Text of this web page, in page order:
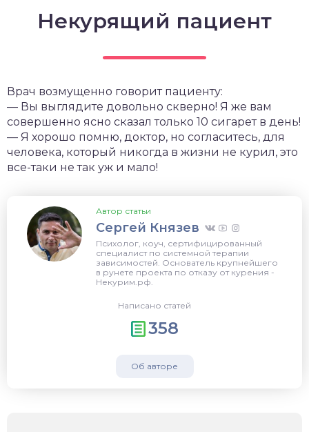
Некурящий пациент
Врач возмущенно говорит пациенту:
— Вы выглядите довольно скверно! Я же вам
совершенно ясно сказал только 10 сигарет в день!
— Я хорошо помню, доктор, но согласитесь, для
человека, который никогда в жизни не курил, это
все-таки не так уж и мало!
Автор статьи
Сергей Князев
Психолог, коуч, сертифицированный
специалист по системной терапии
зависимостей. Основатель крупнейшего
в рунете проекта по отказу от курения -
Некурим.рф.
Написано статей
358
Об авторе
курильщика –
расчет